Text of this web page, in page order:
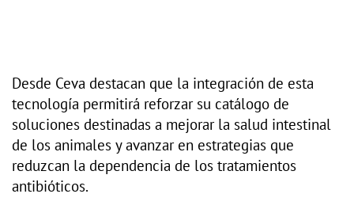
Desde Ceva destacan que la integración de esta
tecnología permitirá reforzar su catálogo de
soluciones destinadas a mejorar la salud intestinal
de los animales y avanzar en estrategias que
reduzcan la dependencia de los tratamientos
antibióticos.